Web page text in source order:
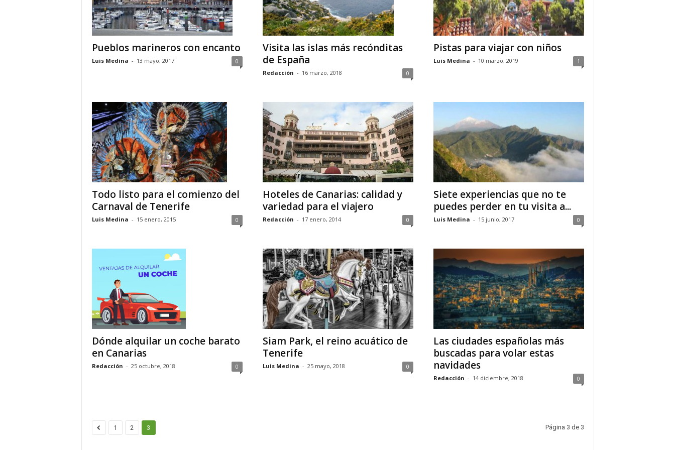
Pueblos marineros con encanto
Luis Medina - 13 mayo, 2017 0
Visita las islas más recónditas
de España
Redacción - 16 marzo, 2018 0
Pistas para viajar con niños
Luis Medina - 10 marzo, 2019 1
Todo listo para el comienzo del
Carnaval de Tenerife
Luis Medina - 15 enero, 2015 0
Hoteles de Canarias: calidad y
variedad para el viajero
Redacción - 17 enero, 2014 0
Siete experiencias que no te
puedes perder en tu visita a...
Luis Medina - 15 junio, 2017 0
Dónde alquilar un coche barato
en Canarias
Redacción - 25 octubre, 2018 0
Siam Park, el reino acuático de
Tenerife
Luis Medina - 25 mayo, 2018 0
Las ciudades españolas más
buscadas para volar estas
navidades
Redacción - 14 diciembre, 2018 0
1 2 3 Página 3 de 3